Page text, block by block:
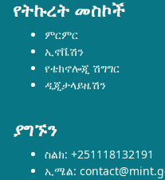
የትኩረት መስኮች
ምርምር
ኢኖቬሽን
የቴክኖሎጂ ሽግግር
ዲጂታላይዜሽን
ያግኙን
ስልክ: +251118132191
ኢሜል: